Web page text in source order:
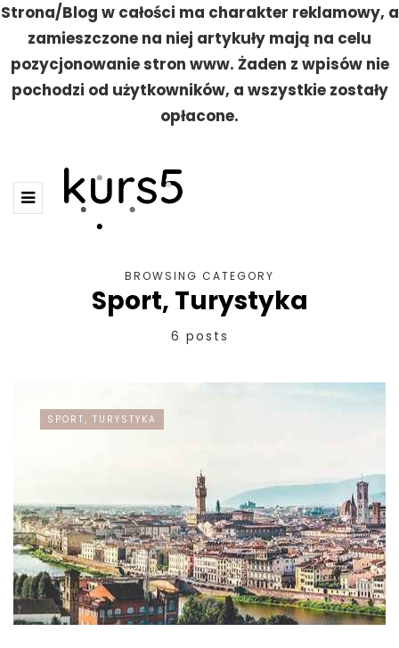
Strona/Blog w całości ma charakter reklamowy, a
zamieszczone na niej artykuły mają na celu
pozycjonowanie stron www. Żaden z wpisów nie
pochodzi od użytkowników, a wszystkie zostały
opłacone.
BROWSING CATEGORY
Sport, Turystyka
6 posts
SPORT, TURYSTYKA